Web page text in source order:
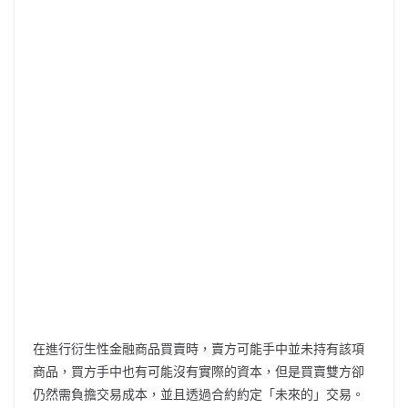
在進行衍生性金融商品買賣時，賣方可能手中並未持有該項
商品，買方手中也有可能沒有實際的資本，但是買賣雙方卻
仍然需負擔交易成本，並且透過合約約定「未來的」交易。